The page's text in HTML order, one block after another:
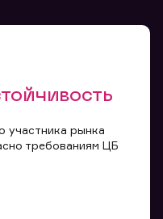
участника рынка
требованиям ЦБ
doc, xls, pdf, txt,